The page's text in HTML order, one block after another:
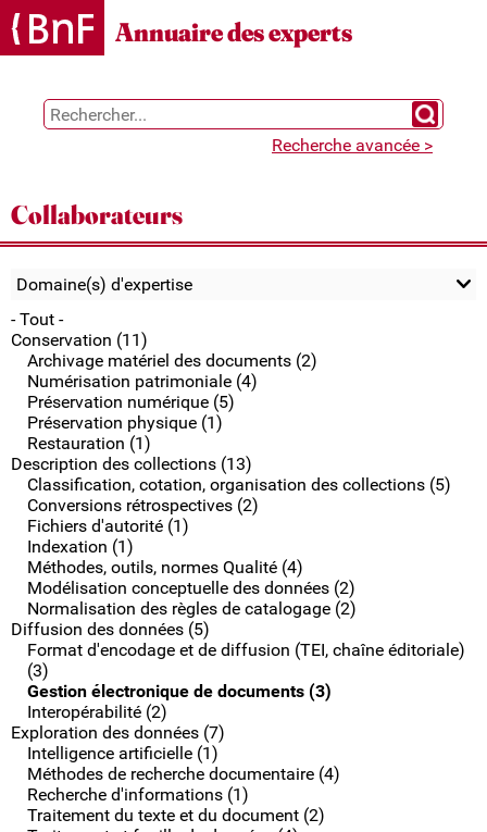
Gestion des cookies
Annuaire des experts
Chercher
Recherche avancée >
Collaborateurs
Domaine(s) d'expertise
- Tout -
Conservation (11)
Archivage matériel des documents (2)
Numérisation patrimoniale (4)
Préservation numérique (5)
Préservation physique (1)
Restauration (1)
Description des collections (13)
Classification, cotation, organisation des collections (5)
Conversions rétrospectives (2)
Fichiers d'autorité (1)
Indexation (1)
Méthodes, outils, normes Qualité (4)
Modélisation conceptuelle des données (2)
Normalisation des règles de catalogage (2)
Diffusion des données (5)
Format d'encodage et de diffusion (TEI, chaîne éditoriale)
(3)
Gestion électronique de documents (3)
Interopérabilité (2)
Exploration des données (7)
Intelligence artificielle (1)
Méthodes de recherche documentaire (4)
Recherche d'informations (1)
Traitement du texte et du document (2)